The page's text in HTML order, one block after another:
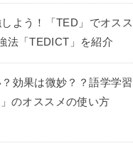
よう！「TED」でオスス
強法「TEDICT」を紹介
効果は微妙？？語学学習
」のオススメの使い方